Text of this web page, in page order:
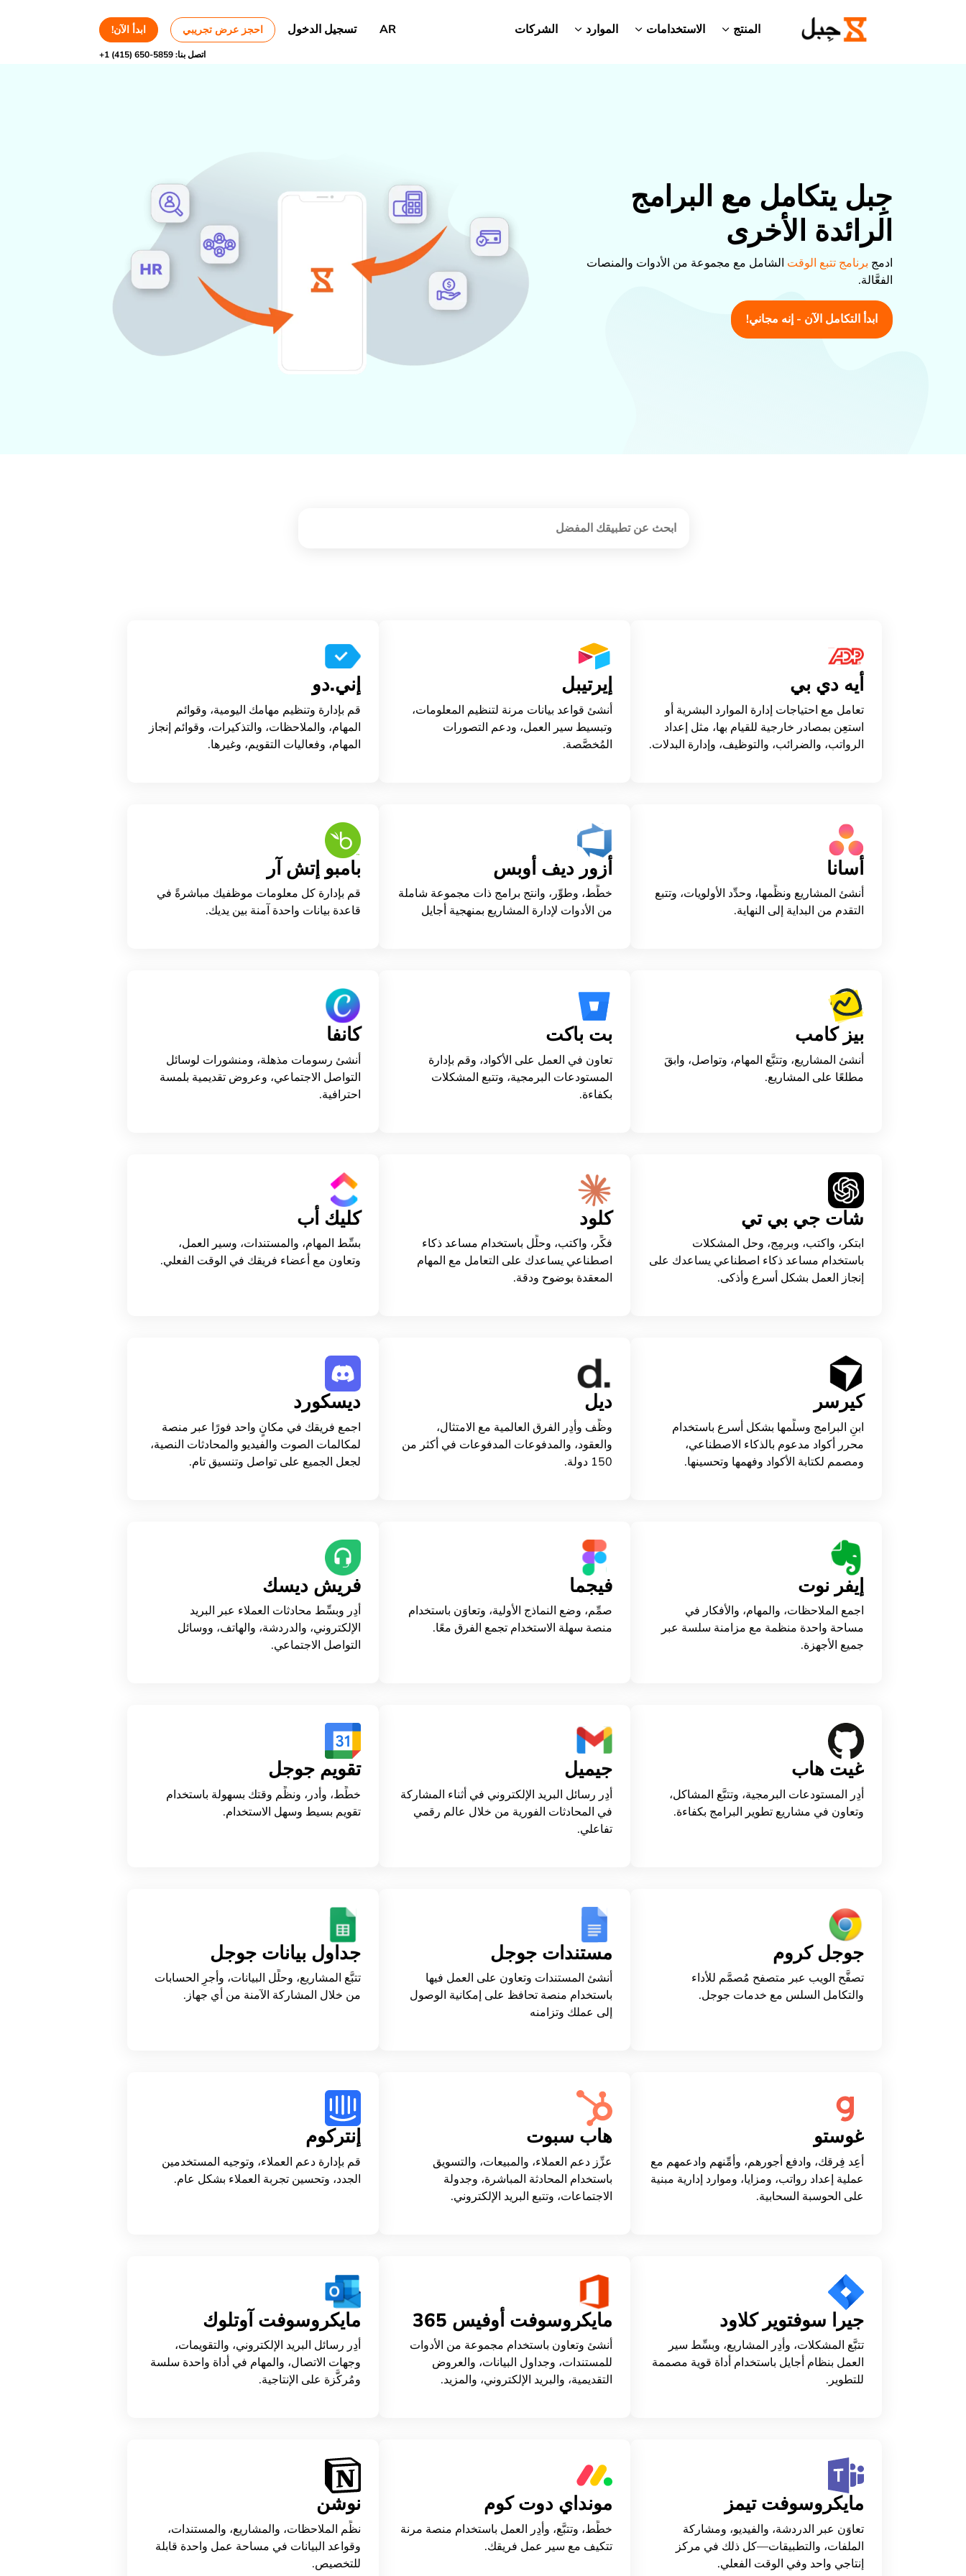
المنتج الاستخدامات الموارد الشركات AR تسجيل الدخول احجز عرض تجريبي ابدأ الآن!
اتصل بنا:+1 (415) 650-5859
جِبل يتكامل مع البرامج
الرائدة الأخرى
ادمج برنامج تتبع الوقت الشامل مع مجموعة من الأدوات والمنصات
الفعَّالة.
ابدأ التكامل الآن - إنه مجاني!
أيه دي بي
تعامل مع احتياجات إدارة الموارد البشرية أو
استعِن بمصادر خارجية للقيام بها، مثل إعداد
الرواتب، والضرائب، والتوظيف، وإدارة البدلات.
إيرتيبل
أنشئ قواعد بيانات مرنة لتنظيم المعلومات،
وتبسيط سير العمل، ودعم التصورات
المُخصَّصة.
إني.دو
قم بإدارة وتنظيم مهامك اليومية، وقوائم
المهام، والملاحظات، والتذكيرات، وقوائم إنجاز
المهام، وفعاليات التقويم، وغيرها.
أسانا
أنشئ المشاريع ونظِّمها، وحدِّد الأولويات، وتتبع
التقدم من البداية إلى النهاية.
أزور ديف أوبس
خطِّط، وطوِّر، وانتج برامج ذات مجموعة شاملة
من الأدوات لإدارة المشاريع بمنهجية أجايل
بامبو إتش آر
قم بإدارة كل معلومات موظفيك مباشرةً في
قاعدة بيانات واحدة آمنة بين يديك.
بيز كامب
أنشئ المشاريع، وتتبَّع المهام، وتواصل، وابقَ
مطلعًا على المشاريع.
بت باكت
تعاون في العمل على الأكواد، وقم بإدارة
المستودعات البرمجية، وتتبع المشكلات
بكفاءة.
كانفا
أنشئ رسومات مذهلة، ومنشورات لوسائل
التواصل الاجتماعي، وعروض تقديمية بلمسة
احترافية.
شات جي بي تي
ابتكر، واكتب، وبرمِج، وحل المشكلات
باستخدام مساعد ذكاء اصطناعي يساعدك على
إنجاز العمل بشكل أسرع وأذكى.
كلود
فكِّر، واكتب، وحلِّل باستخدام مساعد ذكاء
اصطناعي يساعدك على التعامل مع المهام
المعقدة بوضوح ودقة.
كليك أب
بسِّط المهام، والمستندات، وسير العمل،
وتعاون مع أعضاء فريقك في الوقت الفعلي.
كيرسر
ابنِ البرامج وسلِّمها بشكل أسرع باستخدام
محرر أكواد مدعوم بالذكاء الاصطناعي،
ومصمم لكتابة الأكواد وفهمها وتحسينها.
ديل
وظِّف وأدِر الفرق العالمية مع الامتثال،
والعقود، والمدفوعات المدفوعات في أكثر من
150 دولة.
ديسكورد
اجمع فريقك في مكانٍ واحد فورًا عبر منصة
لمكالمات الصوت والفيديو والمحادثات النصية،
لجعل الجميع على تواصل وتنسيق تام.
إيفر نوت
اجمع الملاحظات، والمهام، والأفكار في
مساحة واحدة منظمة مع مزامنة سلسة عبر
جميع الأجهزة.
فيجما
صمِّم، وضع النماذج الأولية، وتعاوَن باستخدام
منصة سهلة الاستخدام تجمع الفرق معًا.
فريش ديسك
أدِر وبسِّط محادثات العملاء عبر البريد
الإلكتروني، والدردشة، والهاتف، ووسائل
التواصل الاجتماعي.
غيت هاب
أدِر المستودعات البرمجية، وتتبَّع المشاكل،
وتعاون في مشاريع تطوير البرامج بكفاءة.
جيميل
أدِر رسائل البريد الإلكتروني في أثناء المشاركة
في المحادثات الفورية من خلال عالم رقمي
تفاعلي.
تقويم جوجل
خطِّط، وأدر، ونظِّم وقتك بسهولة باستخدام
تقويم بسيط وسهل الاستخدام.
جوجل كروم
تصفَّح الويب عبر متصفح مُصمَّم للأداء
والتكامل السلس مع خدمات جوجل.
مستندات جوجل
أنشئ المستندات وتعاون على العمل فيها
باستخدام منصة تحافظ على إمكانية الوصول
إلى عملك وتزامنه
جداول بيانات جوجل
تتبَّع المشاريع، وحلِّل البيانات، وأجرِ الحسابات
من خلال المشاركة الآمنة من أي جهاز.
غوستو
أعِد فِرقك، وادفع أجورهم، وأمِّنهم وادعمهم مع
عملية إعداد رواتب، ومزايا، وموارد إدارية مبنية
على الحوسبة السحابية.
هاب سبوت
عزِّز دعم العملاء، والمبيعات، والتسويق
باستخدام المحادثة المباشرة، وجدولة
الاجتماعات، وتتبع البريد الإلكتروني.
إنتركوم
قم بإدارة دعم العملاء، وتوجيه المستخدمين
الجدد، وتحسين تجربة العملاء بشكل عام.
جيرا سوفتوير كلاود
تتبَّع المشكلات، وأدِر المشاريع، وبسِّط سير
العمل بنظام أجايل باستخدام أداة قوية مصممة
للتطوير.
مايكروسوفت أوفيس 365
أنشئ وتعاون باستخدام مجموعة من الأدوات
للمستندات، وجداول البيانات، والعروض
التقديمية، والبريد الإلكتروني، والمزيد.
مايكروسوفت آوتلوك
أدِر رسائل البريد الإلكتروني، والتقويمات،
وجهات الاتصال، والمهام في أداة واحدة سلسة
ومُركَّزة على الإنتاجية.
مايكروسوفت تيمز
تعاوَن عبر الدردشة، والفيديو، ومشاركة
الملفات، والتطبيقات—كل ذلك في مركز
إنتاجي واحد وفي الوقت الفعلي.
مونداي دوت كوم
خطِّط، وتتبَّع، وأدِر العمل باستخدام منصة مرنة
تتكيف مع سير عمل فريقك.
نوشن
نظِّم الملاحظات، والمشاريع، والمستندات،
وقواعد البيانات في مساحة عمل واحدة قابلة
للتخصيص.